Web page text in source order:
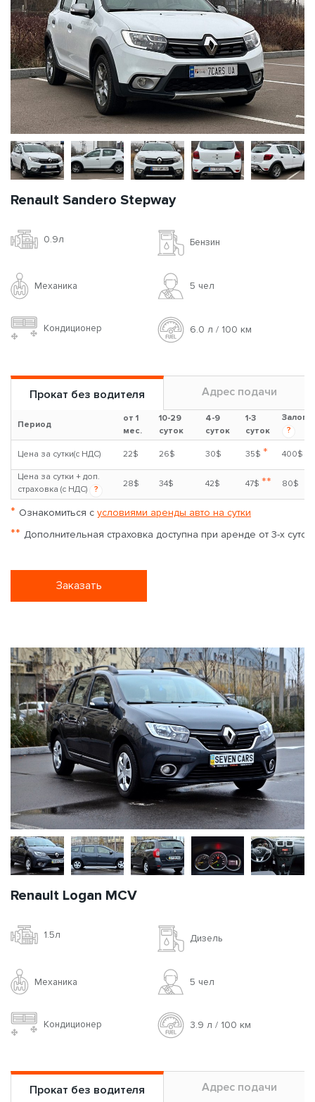
Renault Sandero Stepway
0.9л Бензин
Механика 5 чел
Кондиционер 6.0 л / 100 км
Прокат без водителя Адрес подачи
Период
от 1
мес.
10-29
суток
4-9
суток
1-3
суток
Залог
?
Цена за сутки(с НДС) 22$ 26$ 30$ 35$ * 400$
Цена за сутки + доп.
страховка (с НДС)
?
28$ 34$ 42$ 47$ ** 80$
* Ознакомиться с условиями аренды авто на сутки
** Дополнительная страховка доступна при аренде от 3-х суток
Заказать
Renault Logan MCV
1.5л Дизель
Механика 5 чел
Кондиционер 3.9 л / 100 км
Прокат без водителя Адрес подачи